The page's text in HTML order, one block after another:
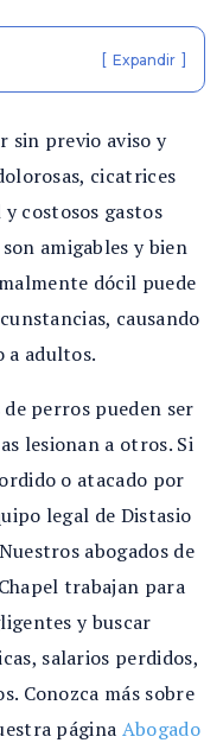
[ Expandir ]
sin previo aviso y
cicatrices
costosos gastos
amigables y bien
dócil puede
causando
a adultos.
perros pueden ser
lesionan a otros. Si
o atacado por
legal de Distasio
abogados de
trabajan para
y buscar
salarios perdidos,
Conozca más sobre
página Abogado